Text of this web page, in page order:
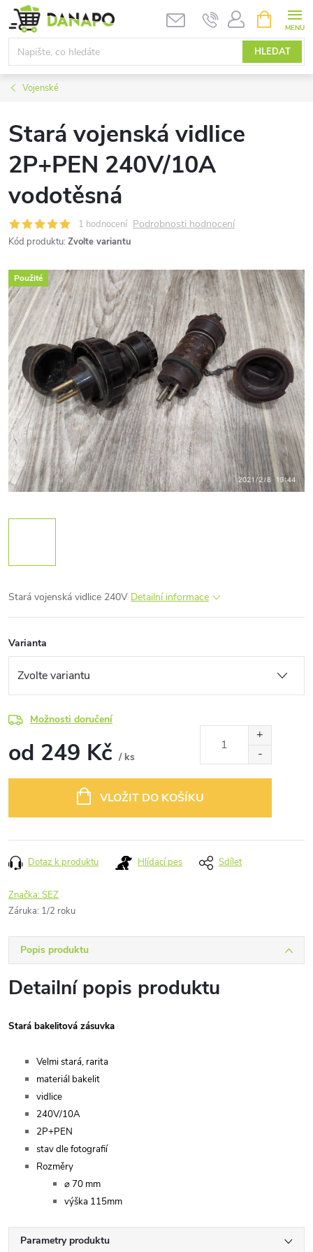
Přejít
na
obsah
HLEDAT
NÁKUPNÍ
KOŠÍK
Vojenské
Stará vojenská vidlice
2P+PEN 240V/10A
vodotěsná
1 hodnocení Podrobnosti hodnocení
Kód produktu: Zvolte variantu
Použité
Stará vojenská vidlice 240V Detailní informace
Varianta
Možnosti doručení
od 249 Kč / ks
VLOŽIT DO KOŠÍKU
Dotaz k produktu Hlídací pes Sdílet
Značka:SEZ
Záruka: 1/2 roku
Popis produktu
Detailní popis produktu
Stará bakelitová zásuvka
Velmi stará, rarita
materiál bakelit
vidlice
240V/10A
2P+PEN
stav dle fotografií
Rozměry
⌀ 70 mm
výška 115mm
Parametry produktu